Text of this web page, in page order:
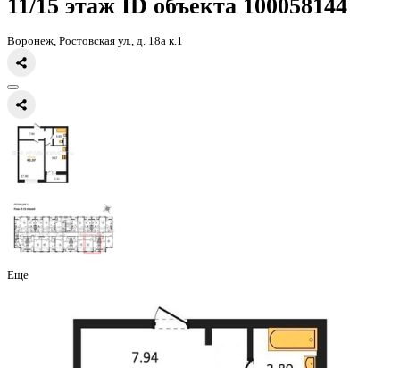
Главная КаталогВсе ЖКЖК 8 Элемент
1-комнатная квартира, 40.37
11/15 этаж
Воронеж, Ростовская ул., д. 18а к.1